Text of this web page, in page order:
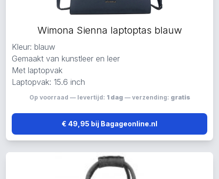
Wimona Sienna laptoptas blauw
Kleur: blauw
Gemaakt van kunstleer en leer
Met laptopvak
Laptopvak: 15.6 inch
Op voorraad — levertijd: 1 dag — verzending: gratis
€ 49,95 bij Bagageonline.nl